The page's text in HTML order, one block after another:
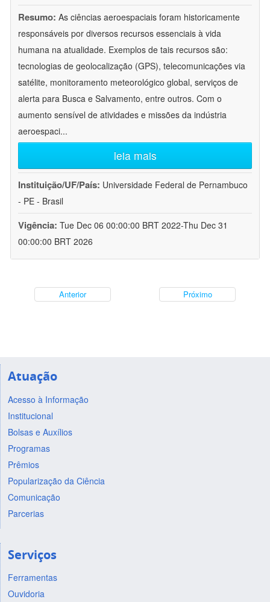
Resumo: As ciências aeroespaciais foram historicamente
responsáveis por diversos recursos essenciais à vida
humana na atualidade. Exemplos de tais recursos são:
tecnologias de geolocalização (GPS), telecomunicações via
satélite, monitoramento meteorológico global, serviços de
alerta para Busca e Salvamento, entre outros. Com o
aumento sensível de atividades e missões da indústria
aeroespaci...
leia mais
Instituição/UF/País: Universidade Federal de Pernambuco
- PE - Brasil
Vigência: Tue Dec 06 00:00:00 BRT 2022-Thu Dec 31
00:00:00 BRT 2026
Anterior Próximo
Atuação
Acesso à Informação
Institucional
Bolsas e Auxílios
Programas
Prêmios
Popularização da Ciência
Comunicação
Parcerias
Serviços
Ferramentas
Ouvidoria